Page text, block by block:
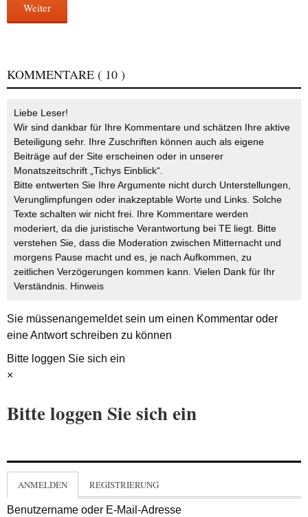
Weiter
KOMMENTARE ( 10 )
Liebe Leser!
Wir sind dankbar für Ihre Kommentare und schätzen Ihre aktive
Beteiligung sehr. Ihre Zuschriften können auch als eigene
Beiträge auf der Site erscheinen oder in unserer
Monatszeitschrift „Tichys Einblick“.
Bitte entwerten Sie Ihre Argumente nicht durch Unterstellungen,
Verunglimpfungen oder inakzeptable Worte und Links. Solche
Texte schalten wir nicht frei. Ihre Kommentare werden
moderiert, da die juristische Verantwortung bei TE liegt. Bitte
verstehen Sie, dass die Moderation zwischen Mitternacht und
morgens Pause macht und es, je nach Aufkommen, zu
zeitlichen Verzögerungen kommen kann. Vielen Dank für Ihr
Verständnis. Hinweis
Sie müssenangemeldetsein um einen Kommentar oder
eine Antwort schreiben zu können
Bitte loggen Sie sich ein
×
Bitte loggen Sie sich ein
ANMELDEN REGISTRIERUNG
Benutzername oder E-Mail-Adresse